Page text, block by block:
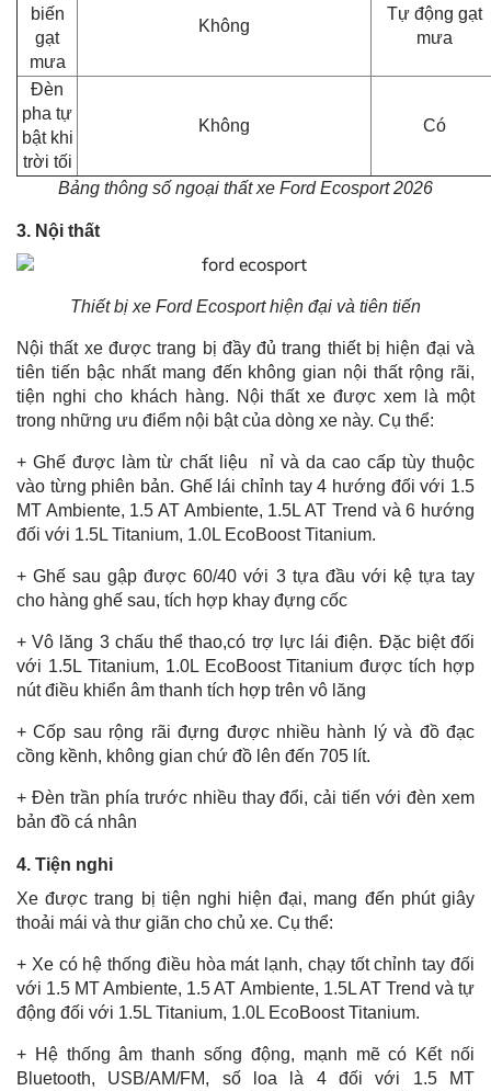
biến
gạt
mưa
Không
Tự động gạt
mưa
Đèn
pha tự
bật khi
trời tối
Không Có
Bảng thông số ngoại thất xe Ford Ecosport 2026
3. Nội thất
Thiết bị xe Ford Ecosport hiện đại và tiên tiến
Nội thất xe được trang bị đầy đủ trang thiết bị hiện đại và
tiên tiến bậc nhất mang đến không gian nội thất rộng rãi,
tiện nghi cho khách hàng. Nội thất xe được xem là một
trong những ưu điểm nội bật của dòng xe này. Cụ thể:
+ Ghế được làm từ chất liệu nỉ và da cao cấp tùy thuộc
vào từng phiên bản. Ghế lái chỉnh tay 4 hướng đối với 1.5
MT Ambiente, 1.5 AT Ambiente, 1.5L AT Trend và 6 hướng
đối với 1.5L Titanium, 1.0L EcoBoost Titanium.
+ Ghế sau gập được 60/40 với 3 tựa đầu với kệ tựa tay
cho hàng ghế sau, tích hợp khay đựng cốc
+ Vô lăng 3 chấu thể thao,có trợ lực lái điện. Đặc biệt đối
với 1.5L Titanium, 1.0L EcoBoost Titanium được tích hợp
nút điều khiển âm thanh tích hợp trên vô lăng
+ Cốp sau rộng rãi đựng được nhiều hành lý và đồ đạc
cồng kềnh, không gian chứ đồ lên đến 705 lít.
+ Đèn trần phía trước nhiều thay đổi, cải tiến với đèn xem
bản đồ cá nhân
4. Tiện nghi
Xe được trang bị tiện nghi hiện đại, mang đến phút giây
thoải mái và thư giãn cho chủ xe. Cụ thể:
+ Xe có hệ thống điều hòa mát lạnh, chạy tốt chỉnh tay đối
với 1.5 MT Ambiente, 1.5 AT Ambiente, 1.5L AT Trend và tự
động đối với 1.5L Titanium, 1.0L EcoBoost Titanium.
+ Hệ thống âm thanh sống động, mạnh mẽ có Kết nối
Bluetooth, USB/AM/FM, số loa là 4 đối với 1.5 MT